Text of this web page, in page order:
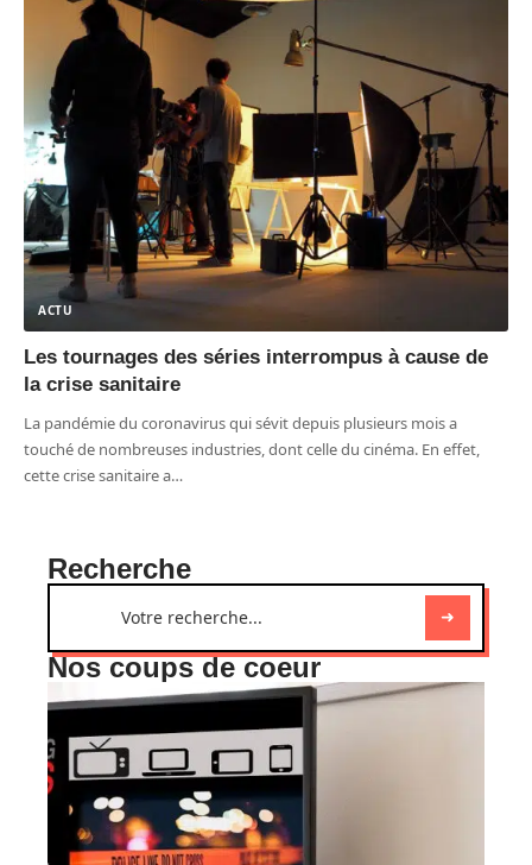
ACTU
Les tournages des séries interrompus à cause de
la crise sanitaire
La pandémie du coronavirus qui sévit depuis plusieurs mois a
touché de nombreuses industries, dont celle du cinéma. En effet,
cette crise sanitaire a…
Recherche
Nos coups de coeur